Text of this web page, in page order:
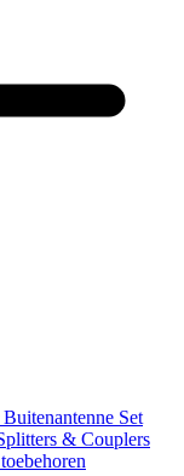
Set
& Couplers